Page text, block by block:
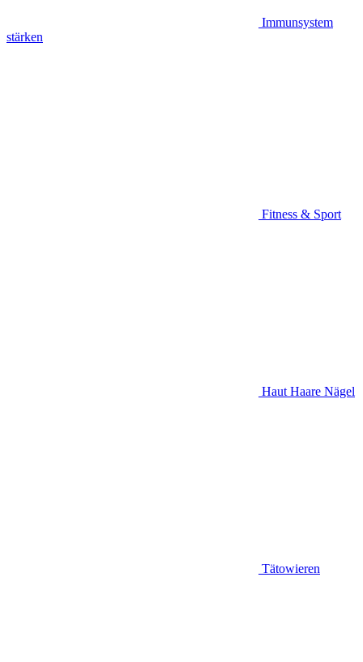
Immunsystem
stärken
Fitness & Sport
Haut Haare Nägel
Tätowieren